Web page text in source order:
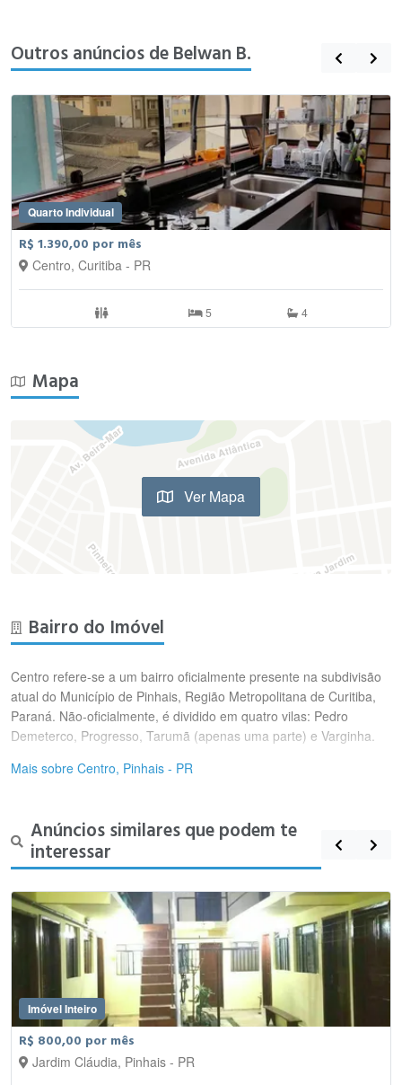
Outros anúncios de Belwan B.
Quarto Individual
R$ 1.390,00 por mês
Centro, Curitiba - PR
5 4
Mapa
Ver Mapa
Bairro do Imóvel
Centro refere-se a um bairro oficialmente presente na subdivisão
atual do Município de Pinhais, Região Metropolitana de Curitiba,
Paraná. Não-oficialmente, é dividido em quatro vilas: Pedro
Demeterco, Progresso, Tarumã (apenas uma parte) e Varginha.
Mais sobre Centro, Pinhais - PR
Anúncios similares que podem te
interessar
Imóvel Inteiro
R$ 800,00 por mês
Jardim Cláudia, Pinhais - PR